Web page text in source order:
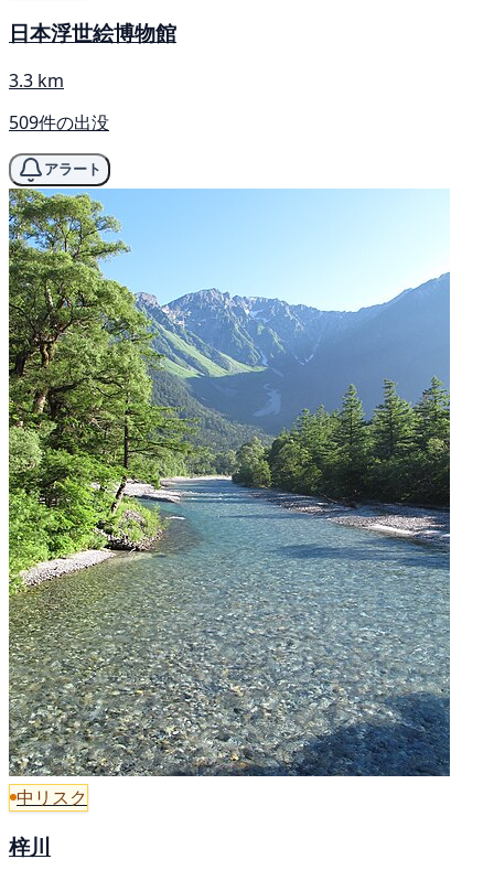
日本浮世絵博物館
3.3 km
509件の出没
アラート
中リスク
梓川